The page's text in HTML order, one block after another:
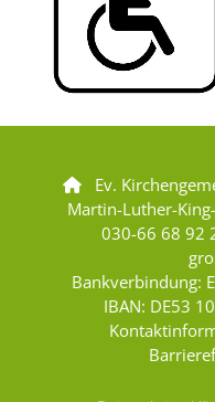

Ev.
Martin-Luther-
030-66 68
Bankverbindung:
IBAN: DE53